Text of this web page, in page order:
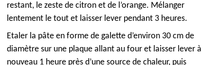
restant, le zeste de citron et de l’orange. Mélanger
lentement le tout et laisser lever pendant 3 heures.
Etaler la pâte en forme de galette d’environ 30 cm de
diamètre sur une plaque allant au four et laisser lever à
nouveau 1 heure près d’une source de chaleur, puis